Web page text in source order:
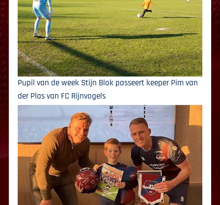
Pupil van de week Stijn Blok passeert keeper Pim van
der Plas van FC Rijnvogels